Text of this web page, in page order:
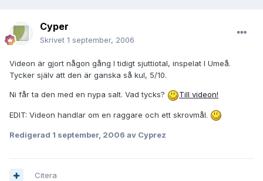
Cyper
Skrivet 1 september, 2006
Videon är gjort någon gång I tidigt sjuttiotal, inspelat I Umeå.
Tycker själv att den är ganska så kul, 5/10.
Ni får ta den med en nypa salt. Vad tycks? Till videon!
EDIT: Videon handlar om en raggare och ett skrovmål.
Redigerad 1 september, 2006 av Cyprez
Citera